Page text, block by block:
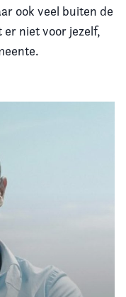
ook veel buiten de
niet voor jezelf,